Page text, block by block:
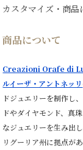
カスタマイズ・商品
商品について
Creazioni Orafe di
ルイーザ・アントネッリ
ドジュエリーを制作し
ドやダイヤモンド、真
なジュエリーを生み出
リグーリア州に拠点が